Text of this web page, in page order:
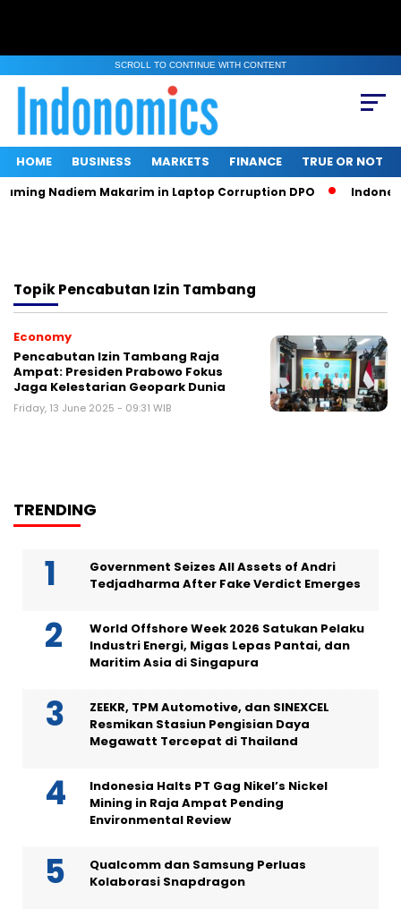
SCROLL TO CONTINUE WITH CONTENT
HOME BUSINESS MARKETS FINANCE TRUE OR NOT
Nadiem Makarim in Laptop Corruption DPO
TopikPencabutan Izin Tambang
Economy
Pencabutan Izin Tambang Raja
Ampat: Presiden Prabowo Fokus
Jaga Kelestarian Geopark Dunia
Friday, 13 June 2025 - 09:31 WIB
TRENDING
Government Seizes All Assets of Andri
Tedjadharma After Fake Verdict Emerges
World Offshore Week 2026 Satukan Pelaku
Industri Energi, Migas Lepas Pantai, dan
Maritim Asia di Singapura
ZEEKR, TPM Automotive, dan SINEXCEL
Resmikan Stasiun Pengisian Daya
Megawatt Tercepat di Thailand
Indonesia Halts PT Gag Nikel’s Nickel
Mining in Raja Ampat Pending
Environmental Review
Qualcomm dan Samsung Perluas
Kolaborasi Snapdragon